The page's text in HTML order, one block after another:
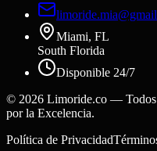
Miami, FL
South Florida
Disponible 24/7
© 2026 Limoride.co — Todos
por la Excelencia.
Política de Privacidad